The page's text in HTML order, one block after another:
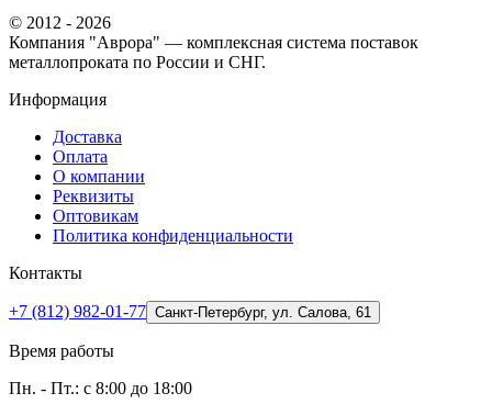
© 2012 - 2026
Компания "Аврора" — комплексная система поставок
металлопроката по России и СНГ.
Информация
Доставка
Оплата
О компании
Реквизиты
Оптовикам
Политика конфиденциальности
Контакты
+7 (812) 982-01-77 Санкт-Петербург, ул. Салова, 61
Время работы
Пн. - Пт.: с 8:00 до 18:00